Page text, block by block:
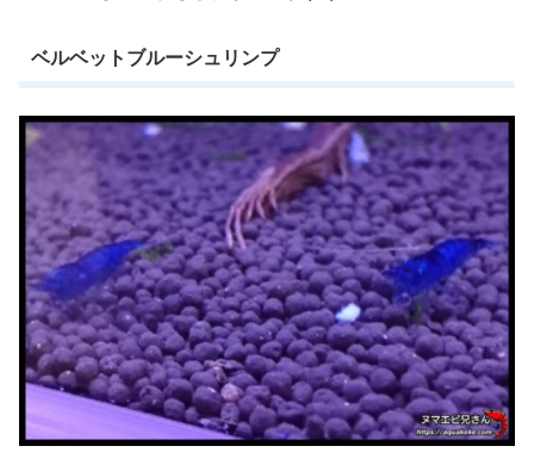
ベルベットブルーシュリンプ